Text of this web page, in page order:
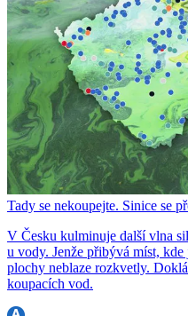
Tady se nekoupejte. Sinice se
V Česku kulminuje další vlna
u vody. Jenže přibývá míst,
plochy neblaze rozkvetly.
koupacích vod.